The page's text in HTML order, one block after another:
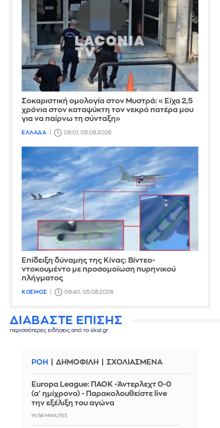
Σοκαριστική ομολογία στον Μυστρά: «Είχα 2,5
χρόνια στον καταψύκτη τον νεκρό πατέρα μου
για να παίρνω τη σύνταξη»
ΕΛΛΑΔΑ 08:01, 05.08.2026
Επίδειξη δύναμης της Κίνας: Βίντεο-
ντοκουμέντο με προσομοίωση πυρηνικού
πλήγματος
ΚΟΣΜΟΣ 09:40, 05.08.2026
ΔΙΑΒΑΣΤΕ ΕΠΙΣΗΣ
περισσότερες ειδήσεις από το skai.gr
ΡΟΗ ΔΗΜΟΦΙΛΗ ΣΧΟΛΙΑΣΜΕΝΑ
Europa League: ΠΑΟΚ -Άντερλεχτ 0-0
(α' ημίχρονο) - Παρακολουθείστε live
την εξέλιξη του αγώνα
IN 58 MINUTES